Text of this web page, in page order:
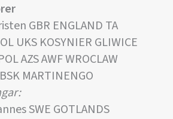
GBR ENGLAND TA
UKS KOSYNIER GLIWICE
AZS AWF WROCLAW
MARTINENGO
SWE GOTLANDS